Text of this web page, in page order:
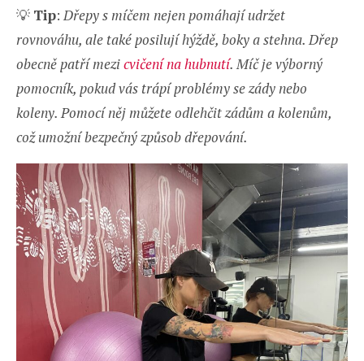
💡 Tip:Dřepy s míčem nejen pomáhají udržet
rovnováhu, ale také posilují hýždě, boky a stehna. Dřep
obecně patří mezicvičení na hubnutí. Míč je výborný
pomocník, pokud vás trápí problémy se zády nebo
koleny. Pomocí něj můžete odlehčit zádům a kolenům,
což umožní bezpečný způsob dřepování.